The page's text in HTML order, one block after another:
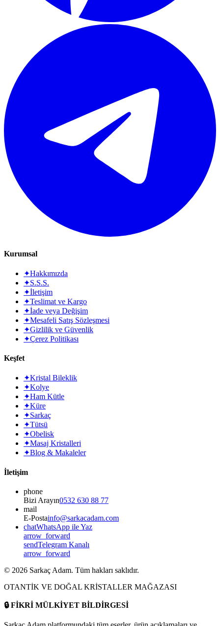
Kurumsal
✦Hakkımızda
✦S.S.S.
✦İletişim
✦Teslimat ve Kargo
✦İade veya Değişim
✦Mesafeli Satış Sözleşmesi
✦Gizlilik ve Güvenlik
✦Çerez Politikası
Keşfet
✦Kristal Bileklik
✦Kolye
✦Ham Kütle
✦Küre
✦Sarkaç
✦Tütsü
✦Obelisk
✦Masaj Kristalleri
✦Blog & Makaleler
İletişim
phone
Bizi Arayın0532 630 88 77
mail
E-Postainfo@sarkacadam.com
chatWhatsApp ile Yaz
arrow_forward
sendTelegram Kanalı
arrow_forward
© 2026 Sarkaç Adam. Tüm hakları saklıdır.
OTANTİK VE DOĞAL KRİSTALLER MAĞAZASI
🔒FİKRİ MÜLKİYET BİLDİRGESİ